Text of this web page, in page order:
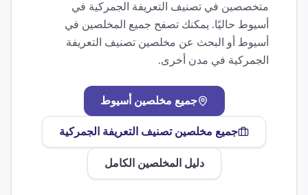
متخصصين في تصنيف التعريفة الجمركية في
أسيوط حاليًا. يمكنك تصفح جميع المخلصين في
أسيوط أو البحث عن مخلصين تصنيف التعريفة
الجمركية في مدن أخرى.
جميع مخلصين أسيوط
جميع مخلصينتصنيف التعريفة الجمركية
دليل المخلصين الكامل